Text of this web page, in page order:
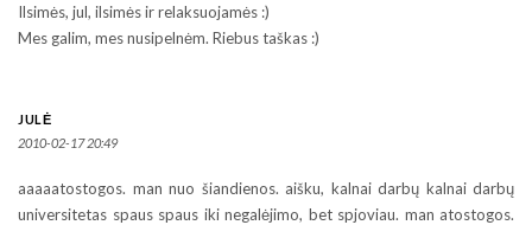
Ilsimės, jul, ilsimės ir relaksuojamės :)
Mes galim, mes nusipelnėm. Riebus taškas :)
JULĖ
2010-02-17 20:49
aaaaatostogos. man nuo šiandienos. aišku, kalnai darbų kalnai darbų
universitetas spaus spaus iki negalėjimo, bet spjoviau. man atostogos.